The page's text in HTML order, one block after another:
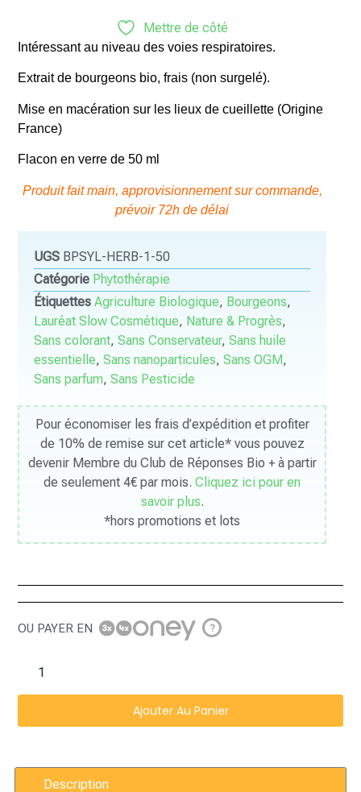
Mettre de côté
Intéressant au niveau des voies respiratoires.
Extrait de bourgeons bio, frais (non surgelé).
Mise en macération sur les lieux de cueillette (Origine
France)
Flacon en verre de 50 ml
Produit fait main, approvisionnement sur commande,
prévoir 72h de délai
UGS BPSYL-HERB-1-50
Catégorie Phytothérapie
Étiquettes Agriculture Biologique, Bourgeons,
Lauréat Slow Cosmétique, Nature & Progrès,
Sans colorant,Sans Conservateur,Sans huile
essentielle,Sans nanoparticules,Sans OGM,
Sans parfum,Sans Pesticide
Pour économiser les frais d’expédition et profiter
de 10% de remise sur cet article* vous pouvez
devenir Membre du Club de Réponses Bio + à partir
de seulement 4€ par mois.Cliquez ici pour en
savoir plus.
*hors promotions et lots
OU PAYER EN ?
Ajouter Au Panier
Description